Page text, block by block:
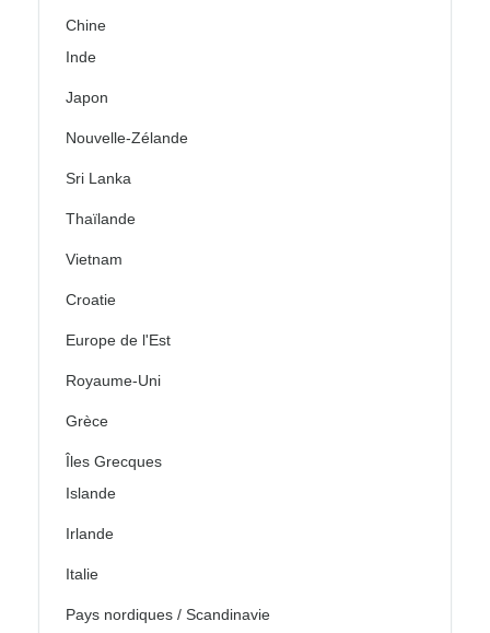
Chine
Inde
Japon
Nouvelle-Zélande
Sri Lanka
Thaïlande
Vietnam
Croatie
Europe de l'Est
Royaume-Uni
Grèce
Îles Grecques
Islande
Irlande
Italie
Pays nordiques / Scandinavie